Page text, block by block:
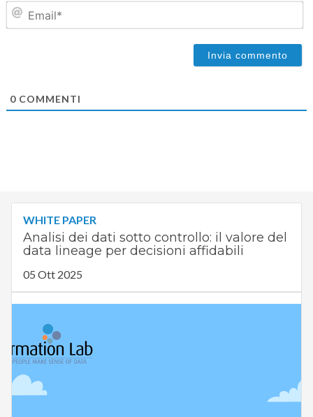
0COMMENTI
WHITE PAPER
Analisi dei dati sotto controllo: il valore del
data lineage per decisioni affidabili
05 Ott 2025